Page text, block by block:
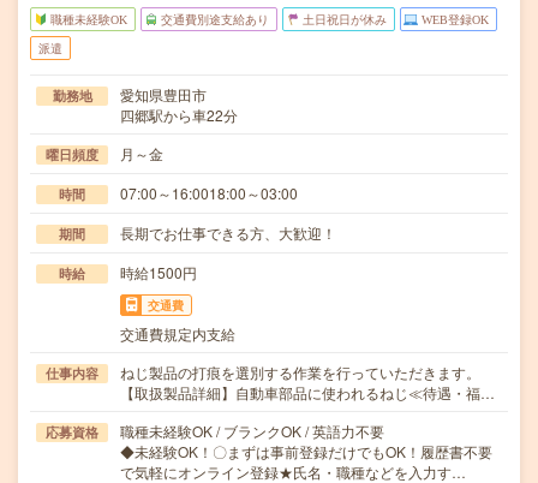
職種未経験OK 交通費別途支給あり 土日祝日が休み WEB登録OK
派遣
勤務地
愛知県豊田市
四郷駅から車22分
曜日頻度 月～金
時間 07:00～16:0018:00～03:00
期間 長期でお仕事できる方、大歓迎！
時給 時給1500円
交通費
交通費規定内支給
仕事内容
ねじ製品の打痕を選別する作業を行っていただきます。
【取扱製品詳細】自動車部品に使われるねじ≪待遇・福…
応募資格
職種未経験OK / ブランクOK / 英語力不要
◆未経験OK！〇まずは事前登録だけでもOK！履歴書不要
で気軽にオンライン登録★氏名・職種などを入力す…